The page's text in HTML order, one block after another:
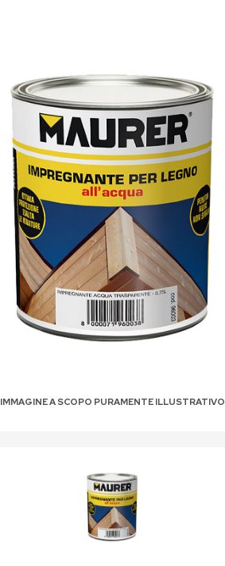
IMMAGINE A SCOPO PURAMENTE ILLUSTRATIVO